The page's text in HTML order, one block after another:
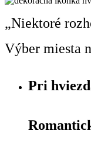
„Niektoré
Výber miesta
Pri